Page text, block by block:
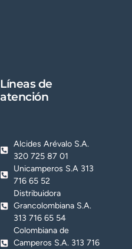
Líneas de
atención
Alcides Arévalo S.A.
320 725 87 01
Unicamperos S.A 313
716 65 52
Distribuidora
Grancolombiana S.A.
313 716 65 54
Colombiana de
Camperos S.A. 313 716